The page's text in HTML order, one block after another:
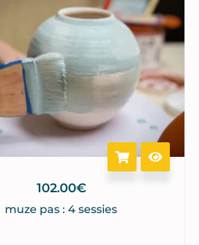
102.00€
muze pas : 4 sessies